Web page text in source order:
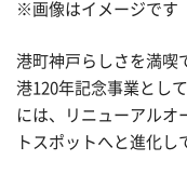
※画像はイメージです
港町神戸らしさを満喫
港120年記念事業とし
には、リニューアルオ
トスポットへと進化し